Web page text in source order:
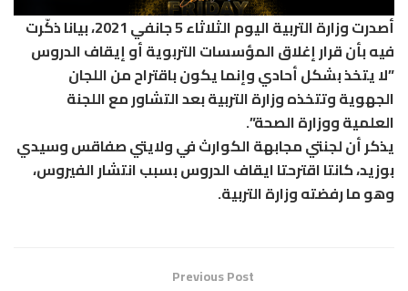
أصدرت وزارة التربية اليوم الثلاثاء 5 جانفي 2021، بيانا ذكّرت
فيه بأن قرار إغلاق المؤسسات التربوية أو إيقاف الدروس
”لا يتخذ بشكل أحادي وإنما يكون باقتراح من اللجان
الجهوية وتتخذه وزارة التربية بعد التشاور مع اللجنة
العلمية ووزارة الصحة”.
يذكر أن لجنتي مجابهة الكوارث في ولايتي صفاقس وسيدي
بوزيد، كانتا اقترحتا ايقاف الدروس بسبب انتشار الفيروس،
وهو ما رفضته وزارة التربية.
Previous Post